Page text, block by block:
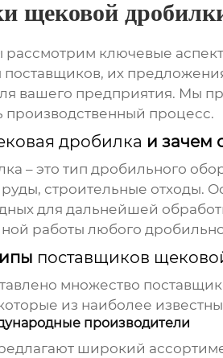
щековой
рассмотрим ключевые
их
вашего предприятия. Мы
производственный процесс.
дробилка и зачем
– это тип дробильного
строительные отходы.
для дальнейшей
работы любого
поставщиков
множество
из наиболее
производители
широкий